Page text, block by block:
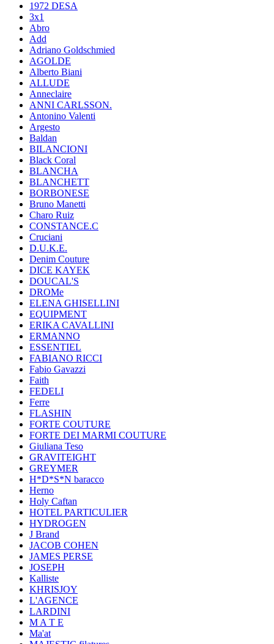
1972 DESA
3x1
Abro
Add
Adriano Goldschmied
AGOLDE
Alberto Biani
ALLUDE
Anneclaire
ANNI CARLSSON.
Antonino Valenti
Argesto
Baldan
BILANCIONI
Black Coral
BLANCHA
BLANCHETT
BORBONESE
Bruno Manetti
Charo Ruiz
CONSTANCE.C
Cruciani
D.U.K.E.
Denim Couture
DICE KAYEK
DOUCAL'S
DROMe
ELENA GHISELLINI
EQUIPMENT
ERIKA CAVALLINI
ERMANNO
ESSENTIEL
FABIANO RICCI
Fabio Gavazzi
Faith
FEDELI
Ferre
FLASHIN
FORTE COUTURE
FORTE DEI MARMI COUTURE
Giuliana Teso
GRAVITEIGHT
GREYMER
H*D*S*N baracco
Herno
Holy Caftan
HOTEL PARTICULIER
HYDROGEN
J Brand
JACOB COHEN
JAMES PERSE
JOSEPH
Kalliste
KHRISJOY
L'AGENCE
LARDINI
M A T E
Ma'at